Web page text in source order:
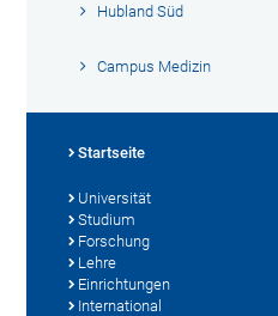
Hubland Süd
Campus Medizin
Startseite
Universität
Studium
Forschung
Lehre
Einrichtungen
International